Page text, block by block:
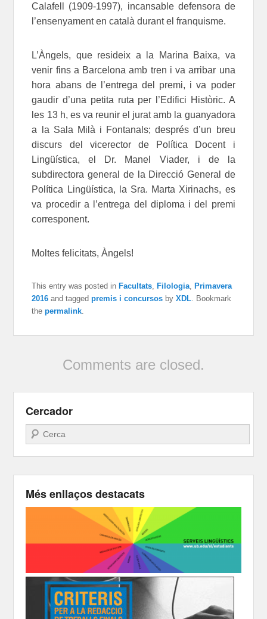
Calafell (1909-1997), incansable defensora de
l’ensenyament en català durant el franquisme.
L’Àngels, que resideix a la Marina Baixa, va
venir fins a Barcelona amb tren i va arribar una
hora abans de l’entrega del premi, i va poder
gaudir d’una petita ruta per l’Edifici Històric. A
les 13 h, es va reunir el jurat amb la guanyadora
a la Sala Milà i Fontanals; després d’un breu
discurs del vicerector de Política Docent i
Lingüística, el Dr. Manel Viader, i de la
subdirectora general de la Direcció General de
Política Lingüística, la Sra. Marta Xirinachs, es
va procedir a l’entrega del diploma i del premi
corresponent.
Moltes felicitats, Àngels!
This entry was posted in Facultats Filologia
Primavera
2016 and taggedpremis i concursos byXDL . Bookmark
thepermalink
Comments are closed.
Cercador
Search
Més enllaços destacats